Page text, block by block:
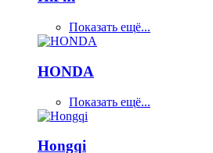
Показать ещё...
HONDA
Показать ещё...
Hongqi